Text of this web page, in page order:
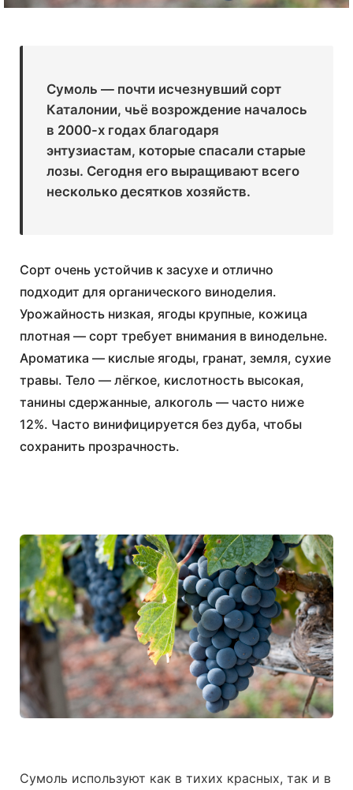
Сумоль — почти исчезнувший сорт
Каталонии, чьё возрождение началось
в 2000-х годах благодаря
энтузиастам, которые спасали старые
лозы. Сегодня его выращивают всего
несколько десятков хозяйств.
Сорт очень устойчив к засухе и отлично
подходит для органического виноделия.
Урожайность низкая, ягоды крупные, кожица
плотная — сорт требует внимания в винодельне.
Ароматика — кислые ягоды, гранат, земля, сухие
травы. Тело — лёгкое, кислотность высокая,
танины сдержанные, алкоголь — часто ниже
12%. Часто винифицируется без дуба, чтобы
сохранить прозрачность.
Сумоль используют как в тихих красных, так и в